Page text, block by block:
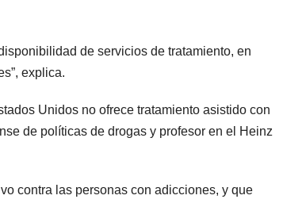
de servicios de tratamiento, en
explica.
Unidos no ofrece tratamiento asistido con
de políticas de drogas y profesor en el Heinz
contra las personas con adicciones, y que